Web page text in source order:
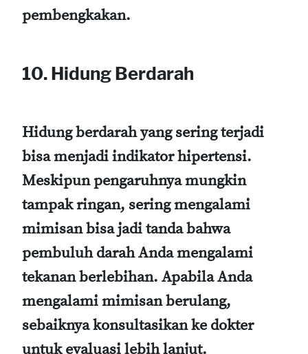
pembengkakan.
10. Hidung Berdarah
Hidung berdarah yang sering terjadi
bisa menjadi indikator hipertensi.
Meskipun pengaruhnya mungkin
tampak ringan, sering mengalami
mimisan bisa jadi tanda bahwa
pembuluh darah Anda mengalami
tekanan berlebihan. Apabila Anda
mengalami mimisan berulang,
sebaiknya konsultasikan ke dokter
untuk evaluasi lebih lanjut.